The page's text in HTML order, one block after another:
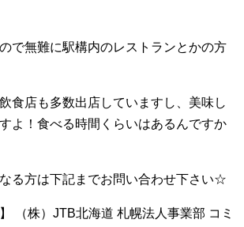
で無難に駅構内のレストランとかの方
食店も多数出店していますし、美味し
よ！食べる時間くらいはあるんですか
る方は下記までお問い合わせ下さい☆
（株）JTB北海道 札幌法人事業部 コミ